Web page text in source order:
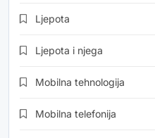
Ljepota
Ljepota i njega
Mobilna tehnologija
Mobilna telefonija